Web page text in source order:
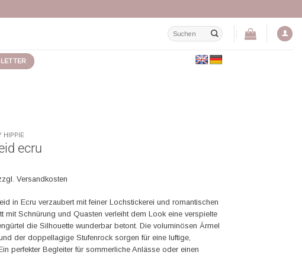
Suchen
nach:
HIPPIE
ecru
Versandkosten
in Ecru verzaubert mit feiner Lochstickerei und romantischen
mit Schnürung und Quasten verleiht dem Look eine verspielte
die Silhouette wunderbar betont. Die voluminösen Ärmel
der doppellagige Stufenrock sorgen für eine luftige,
perfekter Begleiter für sommerliche Anlässe oder einen